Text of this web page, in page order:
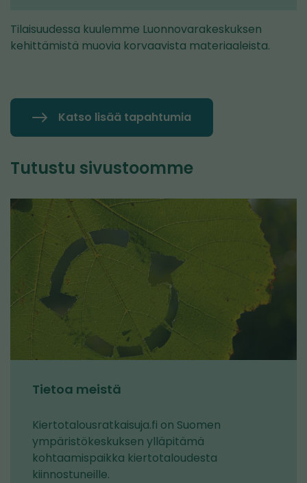
Tilaisuudessa kuulemme Luonnovarakeskuksen
kehittämistä muovia korvaavista materiaaleista.
Katso lisää tapahtumia
Tutustu sivustoomme
Tietoa meistä
Kiertotalousratkaisuja.fi on Suomen
ympäristökeskuksen ylläpitämä
kohtaamispaikka kiertotaloudesta
kiinnostuneille.